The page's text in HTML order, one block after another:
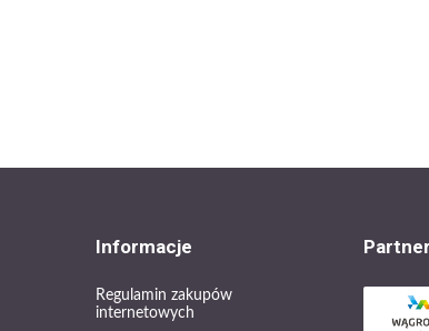
Informacje
Regulamin zakupów
internetowych